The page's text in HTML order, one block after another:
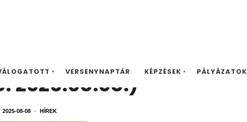
VERSENYNAPTÁR KÉPZÉSEK PÁLYÁZATOK
CDN-A/B – 2025.08.09.
2025.08.08.)
2025-08-08 • HÍREK